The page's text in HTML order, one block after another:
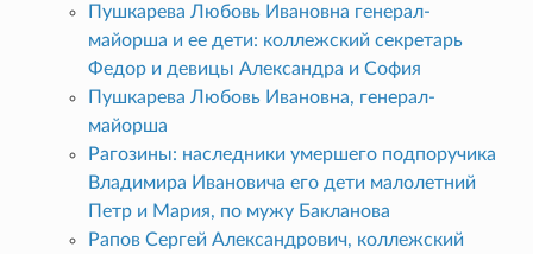
Пушкарева Любовь Ивановна генерал-
майорша и ее дети: коллежский секретарь
Федор и девицы Александра и София
Пушкарева Любовь Ивановна, генерал-
майорша
Рагозины: наследники умершего подпоручика
Владимира Ивановича его дети малолетний
Петр и Мария, по мужу Бакланова
Рапов Сергей Александрович, коллежский